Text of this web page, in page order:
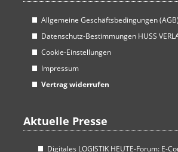
Allgemeine Geschäftsbedingungen (AGB)
Datenschutz-Bestimmungen HUSS
Cookie-Einstellungen
Impressum
Vertrag widerrufen
Aktuelle Presse
Digitales LOGISTIK HEUTE-Forum: E-